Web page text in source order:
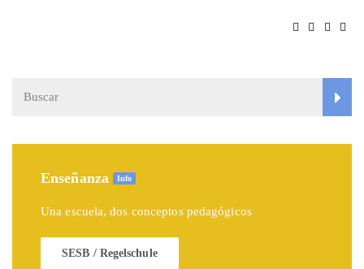
Enseñanza Info
Una escuela, dos conceptos pedagógicos
SESB / Regelschule